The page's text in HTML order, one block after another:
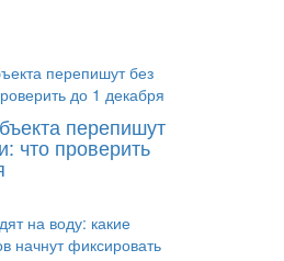
перепишут
что проверить